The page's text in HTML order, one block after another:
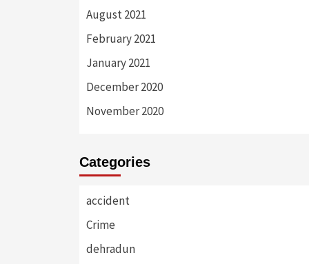
August 2021
February 2021
January 2021
December 2020
November 2020
Categories
accident
Crime
dehradun